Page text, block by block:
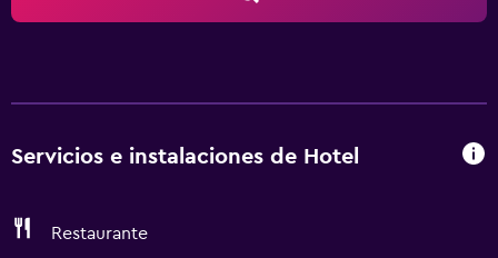
Servicios e instalaciones de Hotel
Restaurante